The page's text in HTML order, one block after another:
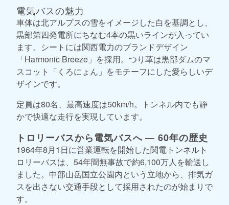
電気バスの魅力
車体は北アルプスの雪をイメージした白を基調とし、
黒部第四発電所にちなむ4本の黒いラインが入ってい
ます。シートには関西電力のブランドデザイン
「Harmonic Breeze」を採用。つり革は黒部ダムのマ
スコット「くろにょん」をモチーフにした愛らしいデ
ザインです。
定員は80名、最高速度は50km/h。トンネル内でも静
かで快適な走行を実現しています。
トロリーバスから電気バスへ ― 60年の歴史
1964年8月1日に営業運転を開始した関電トンネルト
ロリーバスは、54年間無事故で約6,100万人を輸送し
ました。中部山岳国立公園内という立地から、排気ガ
スを出さない交通手段として採用されたのが始まりで
す。